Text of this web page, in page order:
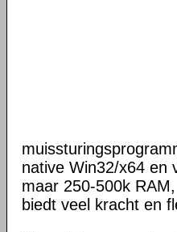
native Win32/x64 en
maar 250-500k
biedt veel kracht en